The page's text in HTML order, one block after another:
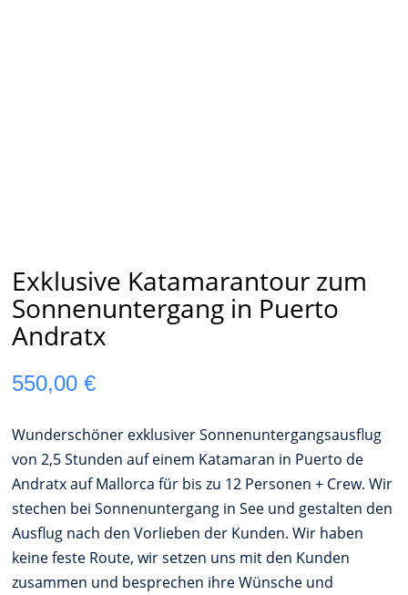
Exklusive Katamarantour zum
Sonnenuntergang in Puerto
Andratx
550,00€
Wunderschöner exklusiver Sonnenuntergangsausflug
von 2,5 Stunden auf einem Katamaran in Puerto de
Andratx auf Mallorca für bis zu 12 Personen + Crew. Wir
stechen bei Sonnenuntergang in See und gestalten den
Ausflug nach den Vorlieben der Kunden. Wir haben
keine feste Route, wir setzen uns mit den Kunden
zusammen und besprechen ihre Wünsche und